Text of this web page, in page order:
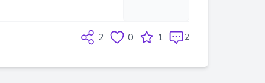
2 0 1 2